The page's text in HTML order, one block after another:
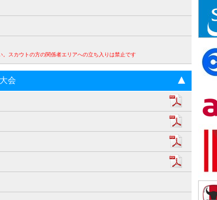
スカウトの方の関係者エリアへの立ち入りは禁止です
会